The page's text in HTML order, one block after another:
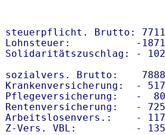
steuerpflicht. Brutto:
Lohnsteuer:           -
Solidaritätszuschlag: -
sozialvers. Brutto:
Krankenversicherung:  -
Pflegeversicherung:   -
Rentenversicherung:   -
Arbeitslosenvers.:    -
Z-Vers. VBL:          -